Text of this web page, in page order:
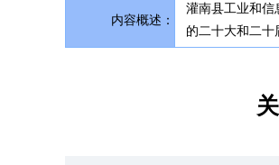
内容概述：
灌南县工业和信
的二十大和二